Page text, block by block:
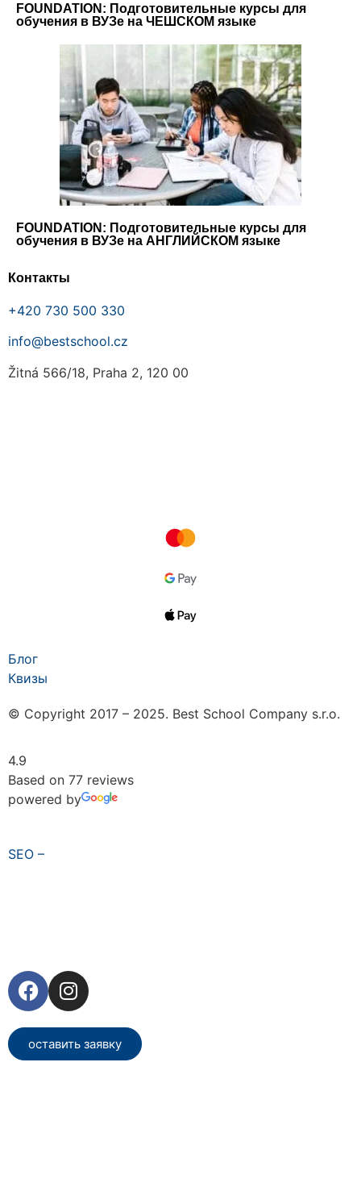
FOUNDATION: Подготовительные курсы для
обучения в ВУЗе на ЧЕШСКОМ языке
FOUNDATION: Подготовительные курсы для
обучения в ВУЗе на АНГЛИЙСКОМ языке
Контакты
+420 730 500 330
info@bestschool.cz
Žitná 566/18, Praha 2, 120 00
Блог
Квизы
© Copyright 2017 – 2025. Best School Company s.r.o.
4.9
Based on 77 reviews
powered by
SEO –
оставить заявку